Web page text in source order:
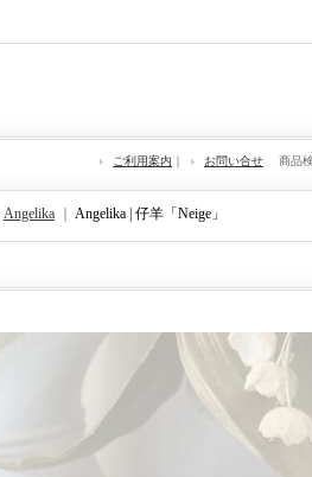
ご利用案内 ｜ お問い合せ 商品
Angelika Angelika | 仔羊「Neige」